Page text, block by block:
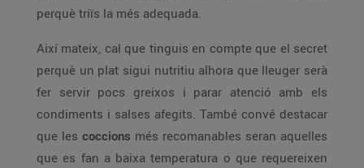
perquè triïs la més adequada.
Així mateix, cal que tinguis en compte que el secret
perquè un plat sigui nutritiu alhora que lleuger serà
fer servir pocs greixos i parar atenció amb els
condiments i salses afegits. També convé destacar
que les coccions més recomanables seran aquelles
que es fan a baixa temperatura o que requereixen